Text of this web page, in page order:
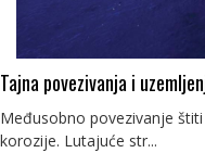
Tajna povezivanja i
Međusobno povezivanje
korozije. Lutajuće str...